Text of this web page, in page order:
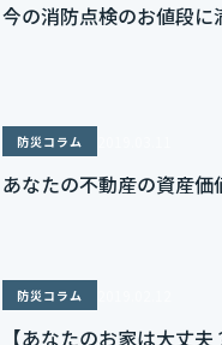
今の消防点検のお値段に
防災コラム
あなたの不動産の資産価
防災コラム
【あなたのお家は大丈